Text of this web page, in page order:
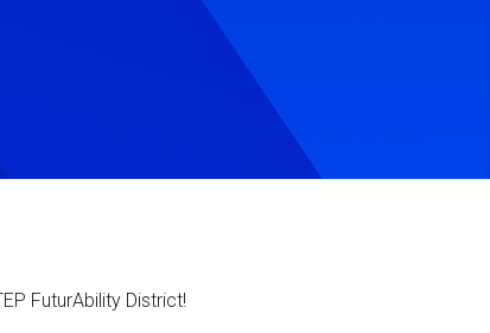
FuturAbility District!